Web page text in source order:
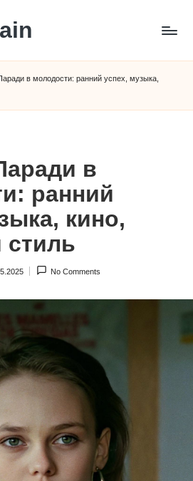
в молодости: ранний успех, музыка,
в
ранний
кино,
No Comments